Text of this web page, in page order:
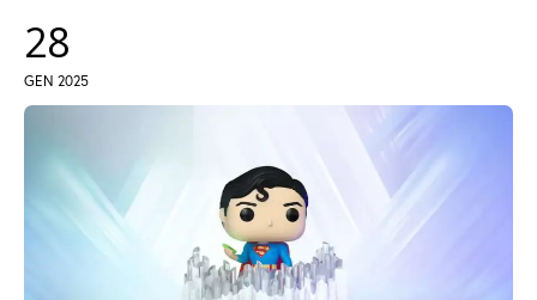
Web Log
28
GEN 2025